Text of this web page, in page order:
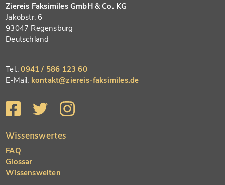
Ziereis Faksimiles GmbH & Co. KG
Jakobstr. 6
93047 Regensburg
Deutschland
Tel.:0941 / 586 123 60
E-Mail: kontakt@ziereis-faksimiles.de
Wissenswertes
FAQ
Glossar
Wissenswelten